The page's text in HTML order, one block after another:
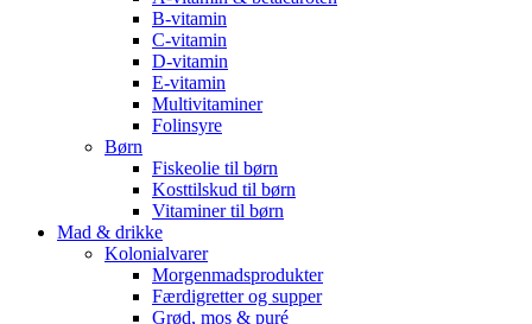
B-vitamin
C-vitamin
D-vitamin
E-vitamin
Multivitaminer
Folinsyre
Børn
Fiskeolie til børn
Kosttilskud til børn
Vitaminer til børn
Mad & drikke
Kolonialvarer
Morgenmadsprodukter
Færdigretter og supper
Grød, mos & puré